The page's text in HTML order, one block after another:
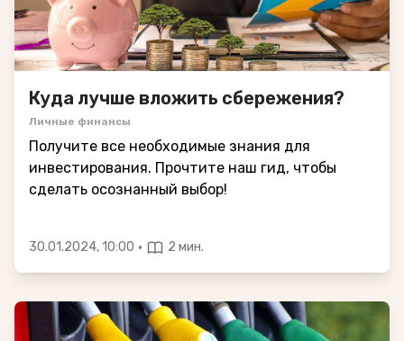
Куда лучше вложить сбережения?
Личные финансы
Получите все необходимые знания для
инвестирования. Прочтите наш гид, чтобы
сделать осознанный выбор!
30.01.2024, 10:00 · 2 мин.